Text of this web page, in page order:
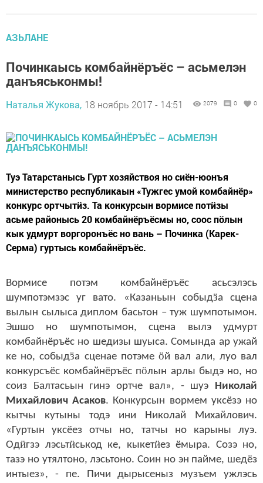
АЗЬЛАНЕ
Починкаысь комбайнёръёс – асьмелэн
данъяськонмы!
Наталья Жукова, 18 ноябрь 2017 - 14:51 2079 0 0
Туэ Татарстанысь Гурт хозяйствоя но сиён-юонъя
министерство республикаын «Тужгес умой комбайнёр»
конкурс ортчытӥз. Та конкурсын вормисе потӥзы
асьме районысь 20 комбайнёръёсмы но, соос пӧлын
кык удмурт воргоронъёс но вань – Починка (Карек-
Серма) гуртысь комбайнёръёс.
Вормисе потэм комбайнёръёс асьсэлэсь
шумпотэмзэс уг вато. «Казаньын собыдӟа сцена
вылын сылыса диплом басьтон – туж шумпотымон.
Эшшо но шумпотымон, сцена вылэ удмурт
комбайнёръёс но шедизы шуыса. Сомында ар ужай
ке но, собыдӟа сценае потэмеӧй вал али, луо вал
конкурсъёс комбайнёръёс пӧлын арлы быдэ но, но
соиз Балтасьын гинэ ортче вал», - шуэ Николай
Михайлович Асаков. Конкурсын вормем уксёзэ но
кытчы кутыны тодэ ини Николай Михайлович.
«Гуртын уксёез отчы но, татчы но карыны луэ.
Одӥгзэ лэсьтӥськод ке, кыкетӥез ёмыра. Созэ но,
тазэ но утялтоно, лэсьтоно. Соин но эн пайме, шедёз
интыез», - пе. Пичи дырысеныз музъем ужлэсь